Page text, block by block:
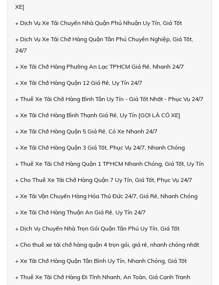
XE]
+ Dịch Vụ Xe Tải Chuyển Nhà Quận Phú Nhuận Uy Tín, Giá Tốt
+ Dịch Vụ Xe Tải Chở Hàng Quận Tân Phú Chuyên Nghiệp, Giá Tốt,
24/7
+ Xe Tải Chở Hàng Phường An Lạc TPHCM Giá Rẻ, Nhanh 24/7
+ Xe Tải Chở Hàng Quận 12 Giá Rẻ, Uy Tín 24/7
+ Thuê Xe Tải Chở Hàng Bình Tân Uy Tín - Giá Tốt Nhất - Phục Vụ 24/7
+ Xe Tải Chở Hàng Bình Thạnh Giá Rẻ, Uy Tín [GỌI LÀ CÓ XE]
+ Xe Tải Chở Hàng Quận 5 Giá Rẻ, Có Xe Nhanh 24/7
+ Xe Tải Chở Hàng Quận 3 Giá Tốt, Phục Vụ 24/7, Nhanh Chóng
+ Thuê Xe Tải Chở Hàng Quận 1 TPHCM Nhanh Chóng, Giá Tốt, Uy Tín
+ Cho Thuê Xe Tải Chở Hàng Quận 7 Uy Tín, Giá Tốt, Phục Vụ 24/7
+ Xe Tải Vận Chuyển Hàng Hóa Thủ Đức 24/7, Giá Rẻ, Nhanh Chóng
+ Xe Tải Chở Hàng Thuận An Giá Rẻ, Uy Tín 24/7
+ Dịch Vụ Chuyển Nhà Trọn Gói Quận Tân Phú Uy Tín, Giá Tốt
+ Cho thuê xe tải chở hàng quận 4 trọn gói, giá rẻ, nhanh chóng nhất
+ Xe Tải Chở Hàng Quận Tân Bình Uy Tín, Nhanh Chóng, Giá Tốt
+ Thuê Xe Tải Chở Hàng Đi Tỉnh Nhanh, An Toàn, Giá Cạnh Tranh